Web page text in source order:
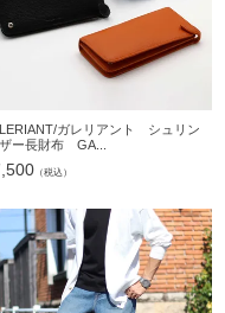
ガレリアント シュリン
ー長財布 GA...
（税込）